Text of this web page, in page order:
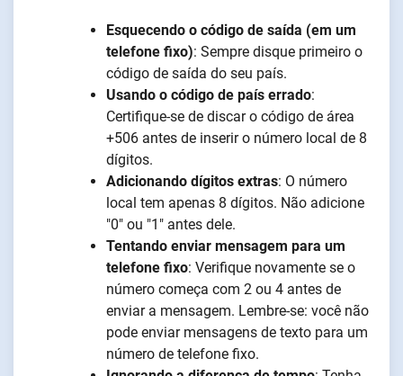
Esquecendo o código de saída (em um
telefone fixo): Sempre disque primeiro o
código de saída do seu país.
Usando o código de país errado:
Certifique-se de discar o código de área
+506 antes de inserir o número local de 8
dígitos.
Adicionando dígitos extras: O número
local tem apenas 8 dígitos. Não adicione
"0" ou "1" antes dele.
Tentando enviar mensagem para um
telefone fixo: Verifique novamente se o
número começa com 2 ou 4 antes de
enviar a mensagem. Lembre-se: você não
pode enviar mensagens de texto para um
número de telefone fixo.